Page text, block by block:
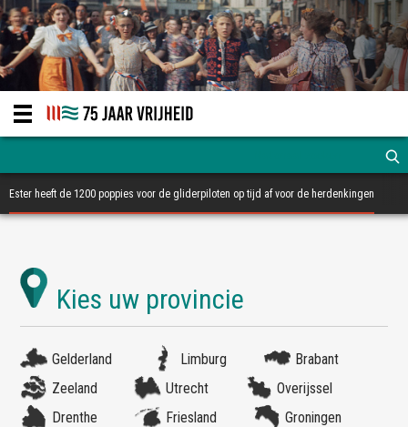
Ester heeft de 1200 poppies voor de gliderpiloten op tijd af voor de herdenkingen
Gelderland Limburg
Brabant
Zeeland
Utrecht
Overijssel
Drenthe
Friesland
Groningen